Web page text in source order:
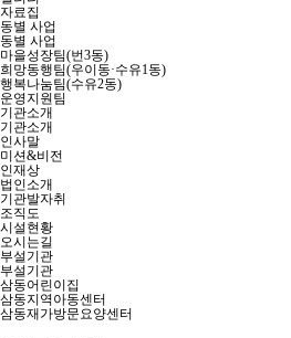
자료집
동별 사업
동별 사업
마을성장팀(번3동)
희망동행팀(우이동·수유1동)
행복나눔팀(수유2동)
운영지원팀
기관소개
기관소개
인사말
미션&비전
인재상
법인소개
기관발자취
조직도
시설현황
오시는길
부설기관
부설기관
삼동어린이집
삼동지역아동센터
삼동재가방문요양센터